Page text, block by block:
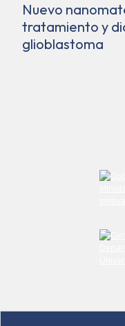
Nuevo
tratamiento y
glioblastoma